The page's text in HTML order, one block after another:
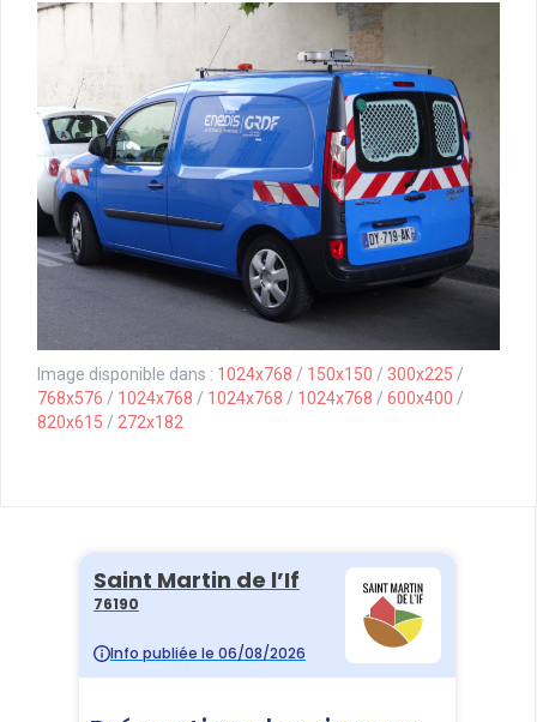
Image disponible dans : 1024x768 / 150x150 / 300x225 /
768x576 / 1024x768 / 1024x768 / 1024x768 / 600x400 /
820x615 / 272x182